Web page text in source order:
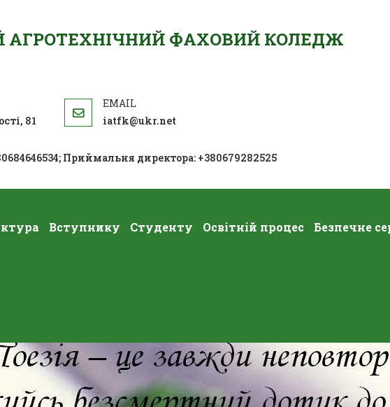
АГРОТЕХНІЧНИЙ ФАХОВИЙ КОЛЕДЖ
81 iatfk@ukr.net
Приймальня директора: +380679282525
Вступнику Студенту Освітній процес Безпечне